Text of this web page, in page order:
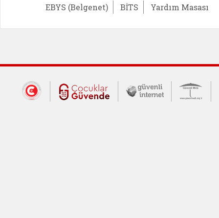
EBYS (Belgenet)
BİTS Yardım Masası
Dış Bağlantılar
Cumhurbaşkanlığı İletişim Merkezi
Çocuklar Güvende (yeni
Güvenli